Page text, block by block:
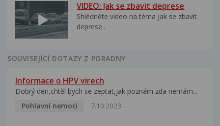
VIDEO: Jak se zbavit deprese
Shlédněte video na téma jak se zbavit
deprese..
SOUVISEJÍCÍ DOTAZY Z PORADNY
Informace o HPV virech
Dobrý den,chtěl bych se zeptat,jak poznám zda nemám...
Pohlavní nemoci
7.10.2023